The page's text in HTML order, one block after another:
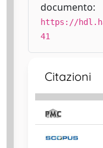
documento:
https://
41
Citazioni